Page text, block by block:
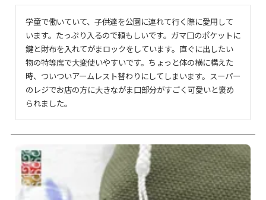
学童で働いていて、子供達を公園に連れて行く際に愛用して
います。たっぷり入るので頼もしいです。ガマ口のポケットに
鍵と財布を入れてがまロックをしています。直ぐに出したい
物の特等席で大変使いやすいです。ちょっと体の横に構えた
時、ついついアームレスト替わりにしてしまいます。スーパー
のレジでお店の方に大きながま口部分がすごく可愛いと褒め
られました。